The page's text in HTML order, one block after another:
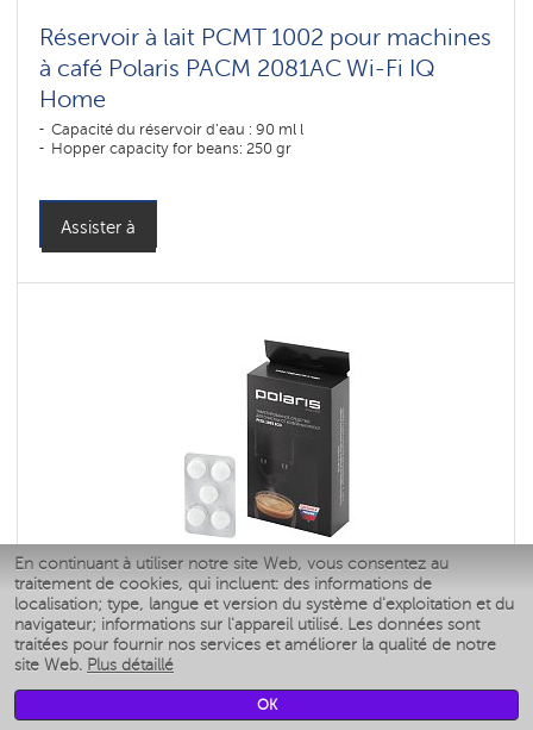
En continuant à utiliser notre site Web, vous consentez au
traitement de cookies, qui incluent: des informations de
localisation; type, langue et version du système d'exploitation et du
navigateur; informations sur l'appareil utilisé. Les données sont
traitées pour fournir nos services et améliorer la qualité de notre
site Web. Plus détaillé
OK
Réservoir à lait PCMT 1002 pour machines
à café Polaris PACM 2081AC Wi-Fi IQ
Home
Capacité du réservoir d'eau : 90 ml l
Hopper capacity for beans: 250 gr
Assister à
Nettoyant en comprimés pour éliminer
les huiles de café PCDL 1003 ECO
Capacité du réservoir d'eau : 90 ml l